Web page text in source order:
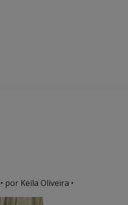
• por Keila Oliveira •